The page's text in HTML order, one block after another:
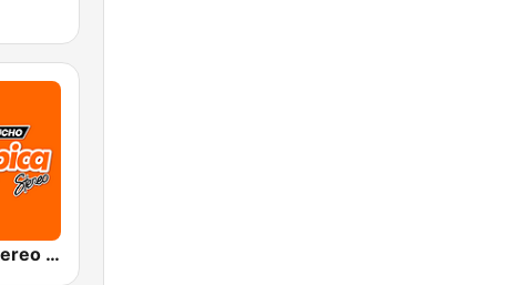
Olímpica Stereo Cali 104.5 FM